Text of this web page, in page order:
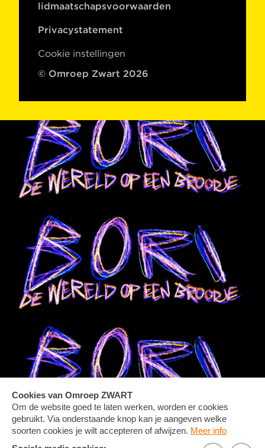
lidmaatschapsvoorwaarden
Privacystatement
Cookie instellingen
© Omroep Zwart 2026